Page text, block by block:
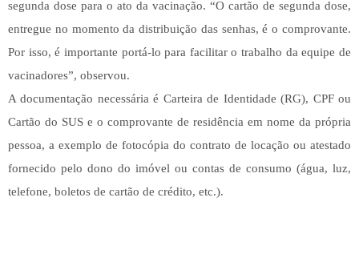
segunda dose para o ato da vacinação. “O cartão de segunda dose,
entregue no momento da distribuição das senhas, é o comprovante.
Por isso, é importante portá-lo para facilitar o trabalho da equipe de
vacinadores”, observou.
A documentação necessária é Carteira de Identidade (RG), CPF ou
Cartão do SUS e o comprovante de residência em nome da própria
pessoa, a exemplo de fotocópia do contrato de locação ou atestado
fornecido pelo dono do imóvel ou contas de consumo (água, luz,
telefone, boletos de cartão de crédito, etc.).